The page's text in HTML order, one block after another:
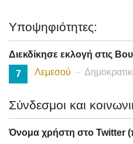
Υποψηφιότητες:
Διεκδίκησε εκλογή στις
7
Λεμεσού
Σύνδεσμοι και
Όνομα χρήστη στο Twitter